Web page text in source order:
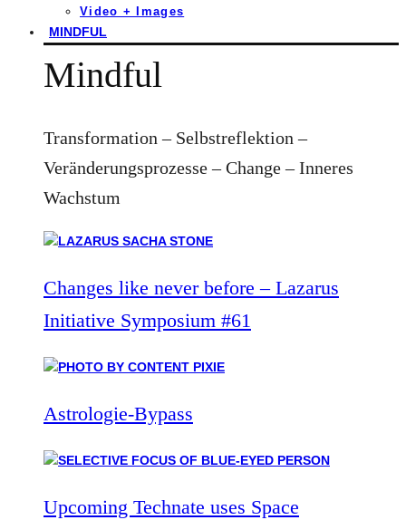
Video + Images
MINDFUL
Mindful
Transformation – Selbstreflektion –
Veränderungsprozesse – Change – Inneres
Wachstum
Changes like never before – Lazarus
Initiative Symposium #61
Astrologie-Bypass
Upcoming Technate uses Space